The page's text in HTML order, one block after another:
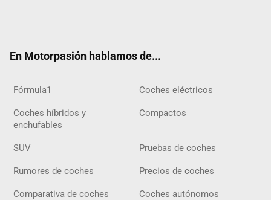
En Motorpasión hablamos de...
Fórmula1 Coches eléctricos
Coches híbridos y
enchufables
Compactos
SUV Pruebas de coches
Rumores de coches Precios de coches
Comparativa de coches Coches autónomos